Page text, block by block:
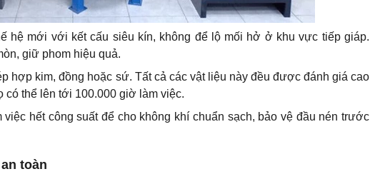
hệ mới với kết cấu siêu kín, không để lộ mối hở ở khu vực tiếp giáp.
giữ phom hiệu quả.
hợp kim, đồng hoặc sứ. Tất cả các vật liệu này đều được đánh giá cao
có thể lên tới 100.000 giờ làm việc.
hết công suất để cho không khí chuẩn sạch, bảo vệ đầu nén trước
toàn